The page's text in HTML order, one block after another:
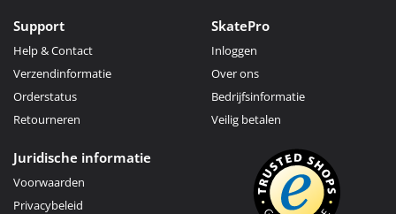
Support
Help & Contact
Verzendinformatie
Orderstatus
Retourneren
SkatePro
Inloggen
Over ons
Bedrijfsinformatie
Veilig betalen
Juridische informatie
Voorwaarden
Privacybeleid